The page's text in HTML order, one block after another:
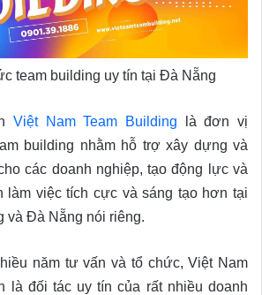
team building uy tín tại Đà Nẵng
Việt Nam Team Building là đơn vị
building nhằm hỗ trợ xây dựng và
các doanh nghiệp, tạo động lực và
làm việc tích cực và sáng tạo hơn tại
và Đà Nẵng nói riêng.
năm tư vấn và tổ chức, Việt Nam
là đối tác uy tín của rất nhiều doanh